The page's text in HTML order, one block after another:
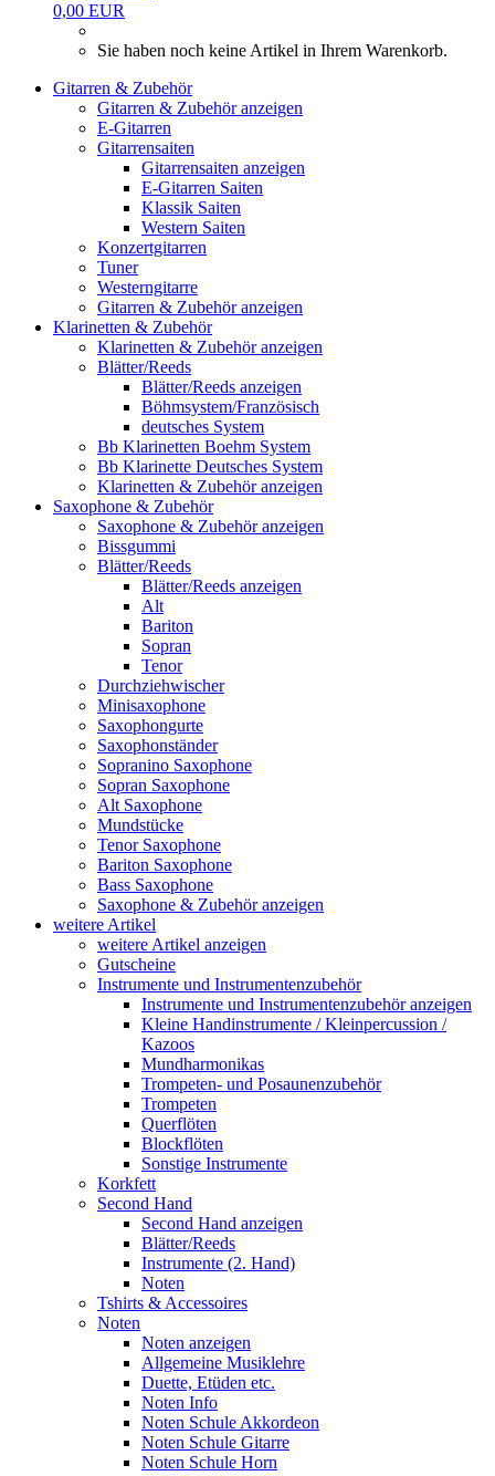
0,00 EUR
Sie haben noch keine Artikel in Ihrem Warenkorb.
Gitarren & Zubehör
Gitarren & Zubehör anzeigen
E-Gitarren
Gitarrensaiten
Gitarrensaiten anzeigen
E-Gitarren Saiten
Klassik Saiten
Western Saiten
Konzertgitarren
Tuner
Westerngitarre
Gitarren & Zubehör anzeigen
Klarinetten & Zubehör
Klarinetten & Zubehör anzeigen
Blätter/Reeds
Blätter/Reeds anzeigen
Böhmsystem/Französisch
deutsches System
Bb Klarinetten Boehm System
Bb Klarinette Deutsches System
Klarinetten & Zubehör anzeigen
Saxophone & Zubehör
Saxophone & Zubehör anzeigen
Bissgummi
Blätter/Reeds
Blätter/Reeds anzeigen
Alt
Bariton
Sopran
Tenor
Durchziehwischer
Minisaxophone
Saxophongurte
Saxophonständer
Sopranino Saxophone
Sopran Saxophone
Alt Saxophone
Mundstücke
Tenor Saxophone
Bariton Saxophone
Bass Saxophone
Saxophone & Zubehör anzeigen
weitere Artikel
weitere Artikel anzeigen
Gutscheine
Instrumente und Instrumentenzubehör
Instrumente und Instrumentenzubehör anzeigen
Kleine Handinstrumente / Kleinpercussion /
Kazoos
Mundharmonikas
Trompeten- und Posaunenzubehör
Trompeten
Querflöten
Blockflöten
Sonstige Instrumente
Korkfett
Second Hand
Second Hand anzeigen
Blätter/Reeds
Instrumente (2. Hand)
Noten
Tshirts & Accessoires
Noten
Noten anzeigen
Allgemeine Musiklehre
Duette, Etüden etc.
Noten Info
Noten Schule Akkordeon
Noten Schule Gitarre
Noten Schule Horn